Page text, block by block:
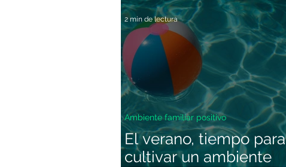
El verano, tiempo para
cultivar un ambiente
Ambiente familiar positivo
2 min de lectura